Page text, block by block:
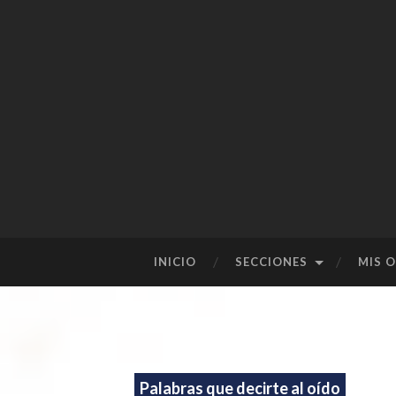
INICIO SECCIONES MIS
Palabras que decirte al oído